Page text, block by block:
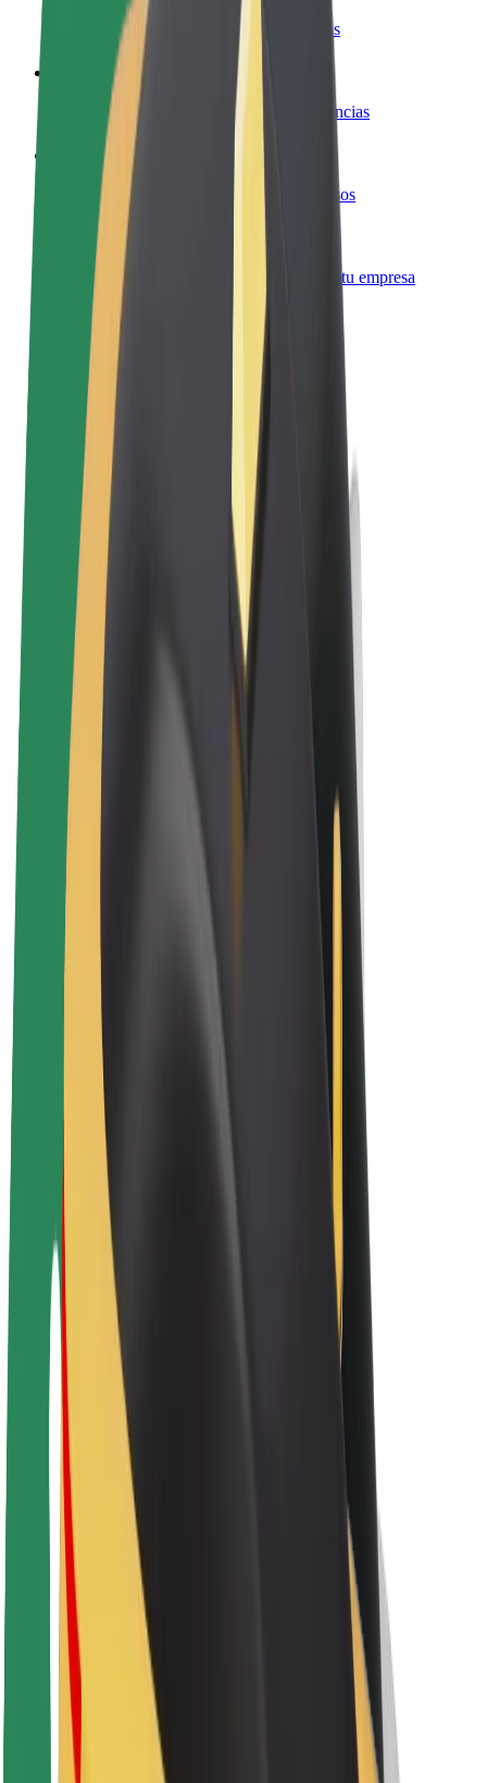
Colaborar como repartidor
Reparte comida y cobra todas las semanas
Añadir un restaurante o tienda
Llega a más clientes y maximiza tus ganancias
Registrarse como propietario de flota
Añade tu flota a Bolt y potencia tus ingresos
Bolt para empresas
Productos y servicios de Bolt adaptados a tu empresa
Términos y Condiciones
Privacidad
Cookies
© 2026 Bolt Technology OÜ
Productos
Viajes
Patinetes
Bolt Drive
Colabora con Bolt
Repartidores
Ingresos de repartidor
Comercios de Bolt Food
Flotas
Franquicias
Empresa
Trabaja con nosotros
Acerca de Bolt
Sostenibilidad en Bolt
Project Zero
Blog
Sala de prensa
Directrices de la marca
Misión
Relación con inversores
Liderazgo
Fondo Urbano
Seguridad